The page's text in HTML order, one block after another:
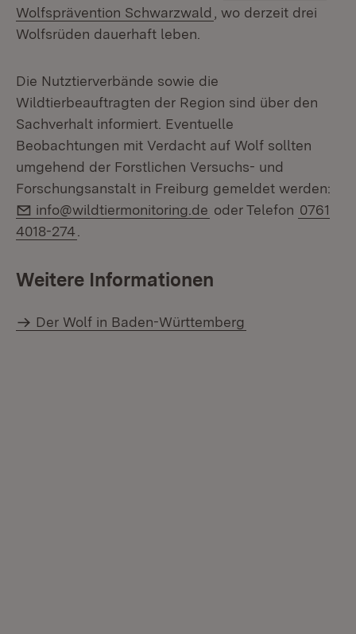
Wolfsprävention Schwarzwald
, wo derzeit drei
Wolfsrüden dauerhaft leben.
Die Nutztierverbände sowie die
Wildtierbeauftragten der Region sind über den
Sachverhalt informiert. Eventuelle
Beobachtungen mit Verdacht auf Wolf sollten
umgehend der Forstlichen Versuchs- und
Forschungsanstalt in Freiburg gemeldet werden:
E-Mail:
info@wildtiermonitoring.de oder Telefon 0761
4018-274
Weitere Informationen
Der Wolf in Baden-Württemberg